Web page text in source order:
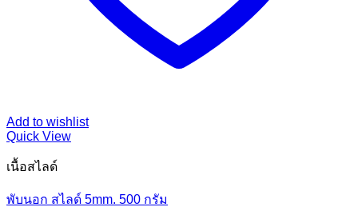
Add to wishlist
Quick View
เนื้อสไลด์
พับนอก สไลด์ 5mm. 500 กรัม